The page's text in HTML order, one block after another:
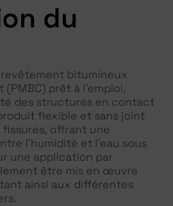
du
bitumineux
prêt à l’emploi,
des structures en contact
flexible et sans joint
offrant une
l’humidité et l’eau sous
une application par
être mis en œuvre
ainsi aux différentes